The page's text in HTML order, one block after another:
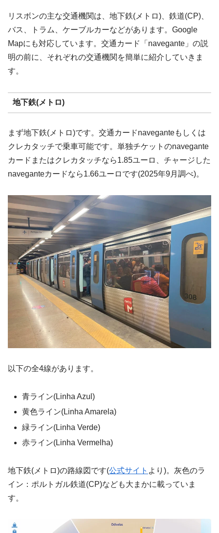
リスボンの主な交通機関は、地下鉄(メトロ)、鉄道(CP)、
バス、トラム、ケーブルカーなどがあります。Google
Mapにも対応しています。交通カード「navegante」の説
明の前に、それぞれの交通機関を簡単に紹介していきま
す。
地下鉄(メトロ)
まず地下鉄(メトロ)です。交通カードnaveganteもしくは
クレカタッチで乗車可能です。単独チケットのnavegante
カードまたはクレカタッチなら1.85ユーロ、チャージした
naveganteカードなら1.66ユーロです(2025年9月調べ)。
以下の全4線があります。
青ライン(Linha Azul)
黄色ライン(Linha Amarela)
緑ライン(Linha Verde)
赤ライン(Linha Vermelha)
地下鉄(メトロ)の路線図です(公式サイト より)。灰色のラ
イン：ポルトガル鉄道(CP)なども大まかに載っていま
す。